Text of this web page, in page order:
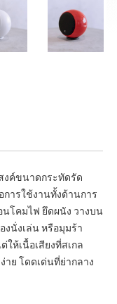
งค์ขนาดกระทัดรัด
ารใช้งานทั้งด้านการ
นโคมไฟ ยึดผนัง วางบน
งนั่งเล่น หรือมุมร้า
ให้เนื้อเสียงที่สเกล
าย โดดเด่นที่ย่ากลาง